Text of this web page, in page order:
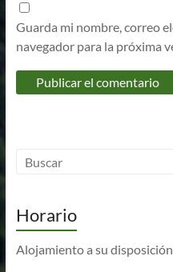
Guarda mi nombre, correo
navegador para la próxima
Horario
Alojamiento a su